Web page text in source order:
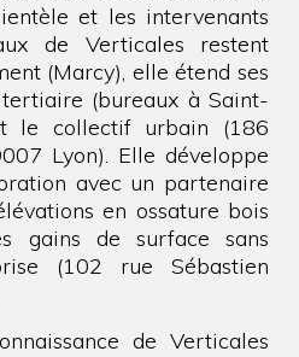
et les intervenants
de Verticales restent
(Marcy), elle étend ses
(bureaux à Saint-
le collectif urbain (186
Lyon). Elle développe
avec un partenaire
en ossature bois
gains de surface sans
(102 rue Sébastien
de Verticales